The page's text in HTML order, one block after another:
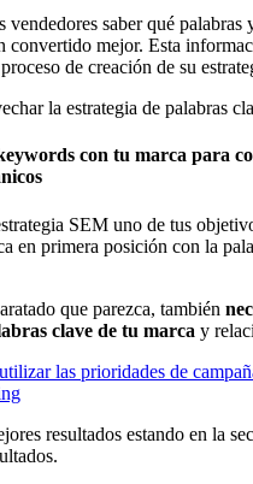
vendedores saber qué palabras
convertido mejor. Esta
de creación de su
la estrategia de palabras
con tu marca para
SEM uno de tus
en primera posición con la
que parezca, también
clave de tu marca y
las prioridades de
resultados estando en la